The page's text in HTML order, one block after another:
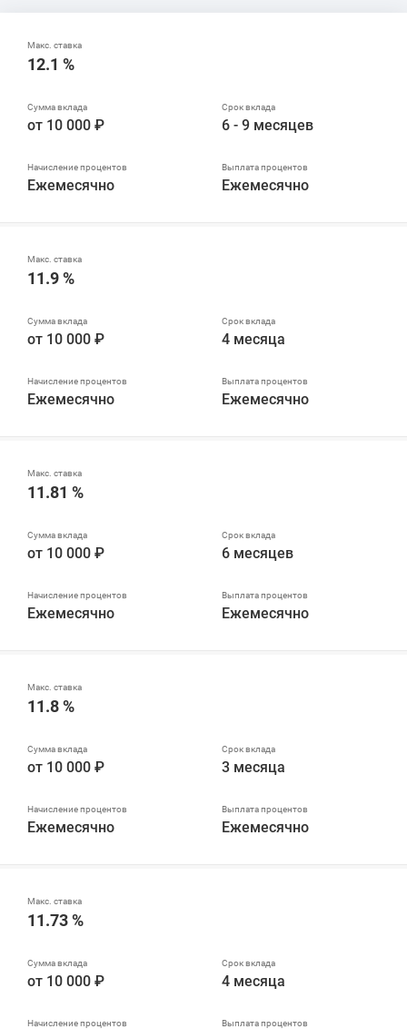
12.1 %
от 10 000 ₽ 6 - 9 месяцев
Ежемесячно Ежемесячно
11.9 %
от 10 000 ₽ 4 месяца
Ежемесячно Ежемесячно
11.81 %
от 10 000 ₽ 6 месяцев
Ежемесячно Ежемесячно
11.8 %
от 10 000 ₽ 3 месяца
Ежемесячно Ежемесячно
11.73 %
от 10 000 ₽ 4 месяца